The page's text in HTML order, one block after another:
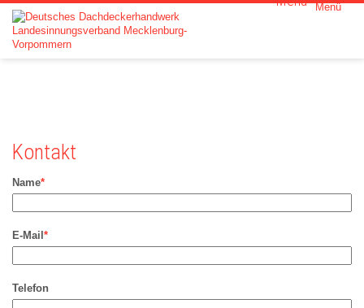
Kontakt
Name*
E-Mail *
Telefon